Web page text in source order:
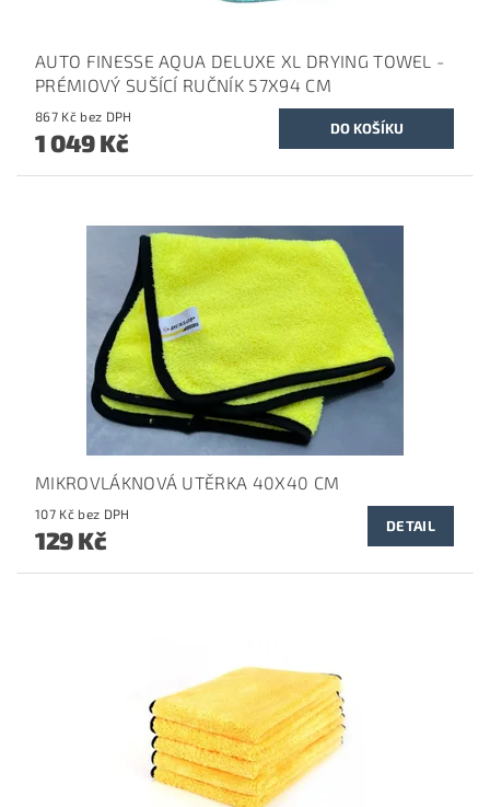
AUTO FINESSE AQUA DELUXE XL DRYING TOWEL -
PRÉMIOVÝ SUŠÍCÍ RUČNÍK 57X94 CM
867 Kč bez DPH
1 049 Kč
MIKROVLÁKNOVÁ UTĚRKA 40X40 CM
107 Kč bez DPH
129 Kč DETAIL